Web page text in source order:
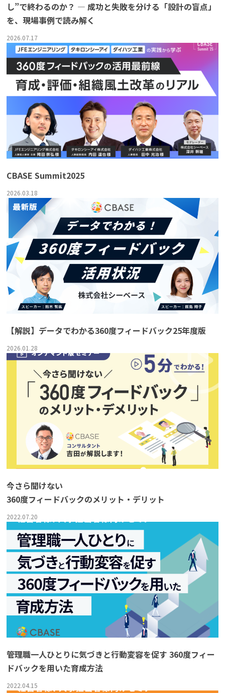
し”で終わるのか？ ― 成功と失敗を分ける「設計の盲点」
を、現場事例で読み解く
2026.07.17
CBASE Summit2025
2026.03.18
【解説】データでわかる360度フィードバック25年度版
2026.01.28
今さら聞けない
360度フィードバックのメリット・デリット
2022.07.20
管理職一人ひとりに気づきと行動変容を促す 360度フィー
ドバックを用いた育成方法
2022.04.15